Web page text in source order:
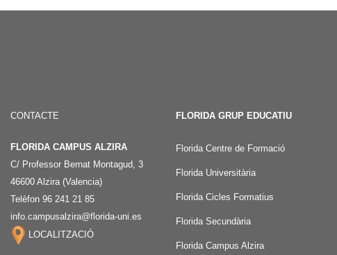
CONTACTE
FLORIDA CAMPUS ALZIRA
C/ Professor Bernat Montagud, 3
46600 Alzira (Valencia)
Telèfon 96 241 21 85
info.campusalzira@florida-uni.es
LOCALITZACIÓ
FLORIDA GRUP EDUCATIU
Florida Centre de Formació
Florida Universitària
Florida Cicles Formatius
Florida Secundària
Florida Campus Alzira